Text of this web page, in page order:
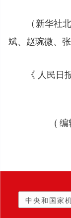
（新华社
斌、赵琬微、张
《 人民日
(
中央和国家